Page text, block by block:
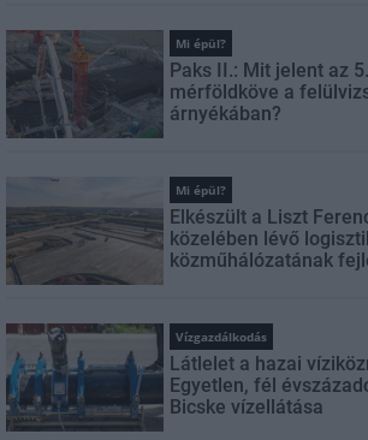
Mi épül?
Paks II.: Mit jelent az
mérföldköve a
árnyékában?
Mi épül?
Elkészült a Liszt
közelében lévő
közműhálózatának
Vízgazdálkodás
Látlelet a hazai
Egyetlen, fél
Bicske vízellátása